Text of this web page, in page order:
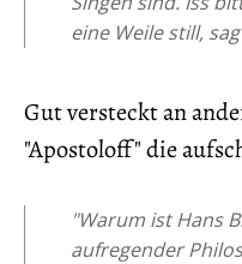
eine Weile still,
Gut versteckt an
"Apostoloff" die
"Warum ist Hans
aufregender